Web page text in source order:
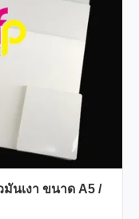
มันเงา ขนาด A5 /